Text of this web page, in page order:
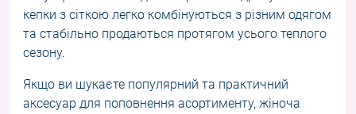
кепки з сіткою легко комбінуються з різним одягом
та стабільно продаються протягом усього теплого
сезону.
Якщо ви шукаєте популярний та практичний
аксесуар для поповнення асортименту, жіноча